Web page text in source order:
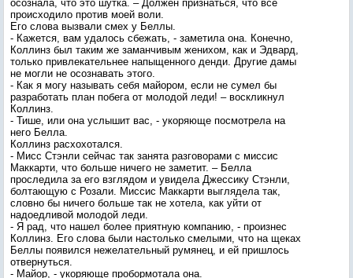
осознала, что это шутка. – Должен признаться, что все
происходило против моей воли.
Его слова вызвали смех у Беллы.
- Кажется, вам удалось сбежать, - заметила она. Конечно,
Коллинз был таким же заманчивым женихом, как и Эдвард,
только привлекательнее напыщенного денди. Другие дамы
не могли не осознавать этого.
- Как я могу называть себя майором, если не сумел бы
разработать план побега от молодой леди! – воскликнул
Коллинз.
- Тише, или она услышит вас, - укоряюще посмотрела на
него Белла.
Коллинз расхохотался.
- Мисс Стэнли сейчас так занята разговорами с миссис
Маккарти, что больше ничего не заметит. – Белла
проследила за его взглядом и увидела Джессику Стэнли,
болтающую с Розали. Миссис Маккарти выглядела так,
словно бы ничего больше так не хотела, как уйти от
надоедливой молодой леди.
- Я рад, что нашел более приятную компанию, - произнес
Коллинз. Его слова были настолько смелыми, что на щеках
Беллы появился нежелательный румянец, и ей пришлось
отвернуться.
- Майор, - укоряюще пробормотала она.